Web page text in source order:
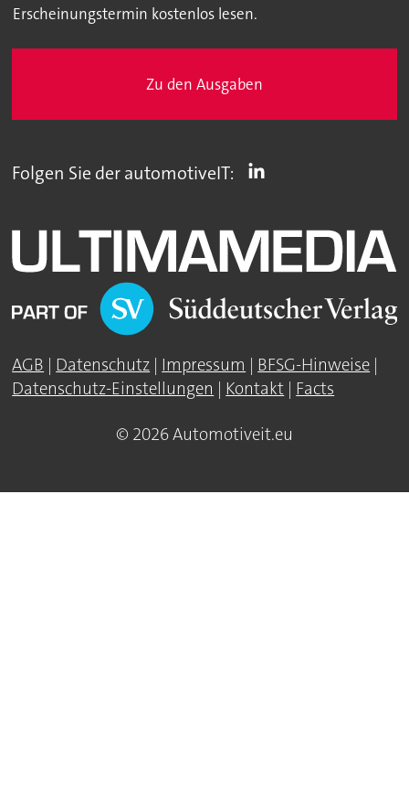
Erscheinungstermin kostenlos lesen.
Zu den Ausgaben
Folgen Sie der automotiveIT:
AGB | Datenschutz | Impressum | BFSG-Hinweise |
Datenschutz-Einstellungen | Kontakt | Facts
© 2026 Automotiveit.eu